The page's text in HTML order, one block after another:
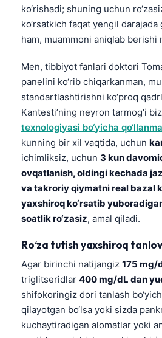
ko‘rishadi; shuning uchun
ko‘rsatkich faqat yengil darajada
ham, muammoni aniqlab berishi
Men, tibbiyot fanlari doktori
panelini ko‘rib chiqarkanman,
standartlashtirishni ko‘proq
Kantesti’ning neyron tarmog‘i
texnologiyasi bo‘yicha qo‘llanma
kunning bir xil vaqtida, uchun
ichimliksiz, uchun 3 kun
ovqatlanish, oldingi kechada
va takroriy qiymatni real bazal
yaxshiroq ko‘rsatib
soatlik ro‘zasiz, amal qiladi.
Ro‘za tutish yaxshiroq
Agar birinchi natijangiz 175 mg/
triglitseridlar 400 mg/dL dan
shifokoringiz dori tanlash
qilayotgan bo‘lsa yoki sizda
kuchaytiradigan alomatlar yoki